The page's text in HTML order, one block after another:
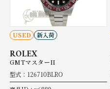
USED 新入荷
ROLEX
GMTマスターII
型式：126710BLRO